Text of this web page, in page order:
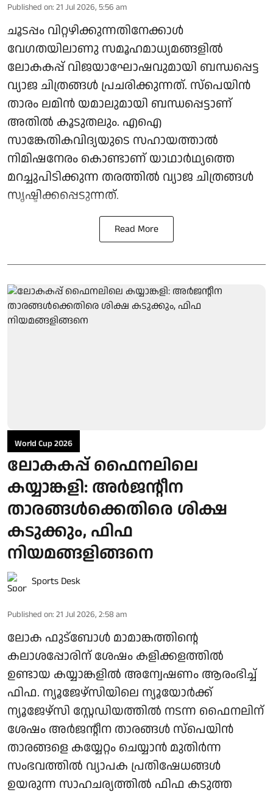
Published on: 21 Jul 2026, 5:56 am
ചൂടപ്പം വിറ്റഴിക്കുന്നതിനേക്കാൾ
വേഗതയിലാണു സമൂഹമാധ്യമങ്ങളിൽ
ലോകകപ്പ് വിജയാഘോഷവുമായി ബന്ധപ്പെട്ട
വ്യാജ ചിത്രങ്ങൾ പ്രചരിക്കുന്നത്. സ്‌പെയിൻ
താരം ലമിൻ യമാലുമായി ബന്ധപ്പെട്ടാണ്
അതിൽ കൂടുതലും. എഐ
സാങ്കേതികവിദ്യയുടെ സഹായത്താൽ
നിമിഷനേരം കൊണ്ടാണ് യാഥാർഥ്യത്തെ
മറച്ചുപിടിക്കുന്ന തരത്തിൽ വ്യാജ ചിത്രങ്ങൾ
സൃഷ്ടിക്കപ്പെടുന്നത്.
Read More
World Cup 2026
ലോകകപ്പ് ഫൈനലിലെ
കയ്യാങ്കളി: അർജന്റീന
താരങ്ങൾക്കെതിരെ ശിക്ഷ
കടുക്കും, ഫിഫ
നിയമങ്ങളിങ്ങനെ
Sports Desk
Published on: 21 Jul 2026, 2:58 am
ലോക ഫുട്‌ബോള്‍ മാമാങ്കത്തിന്റെ
കലാശപ്പോരിന് ശേഷം കളിക്കളത്തില്‍
ഉണ്ടായ കയ്യാങ്കളില്‍ അന്വേഷണം ആരംഭിച്ച്
ഫിഫ. ന്യൂജേഴ്സിയിലെ ന്യൂയോര്‍ക്ക്
ന്യൂജേഴ്സി സ്റ്റേഡിയത്തില്‍ നടന്ന ഫൈനലിന്
ശേഷം അര്‍ജന്റീന താരങ്ങള്‍ സ്‌പെയിന്‍
താരങ്ങളെ കയ്യേറ്റം ചെയ്യാന്‍ മുതിര്‍ന്ന
സംഭവത്തില്‍ വ്യാപക പ്രതിഷേധങ്ങള്‍
ഉയരുന്ന സാഹചര്യത്തില്‍ ഫിഫ കടുത്ത